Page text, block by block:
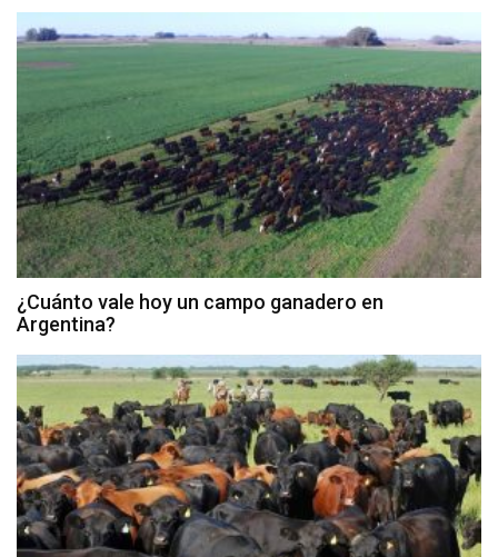
¿Cuánto vale hoy un campo ganadero en
Argentina?